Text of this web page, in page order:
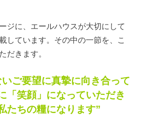
ジに、エールハウスが大切にして
しています。その中の一節を、こ
だきます。
ご要望に真摯に向き合って
「笑顔」になっていただき
たちの糧になります”